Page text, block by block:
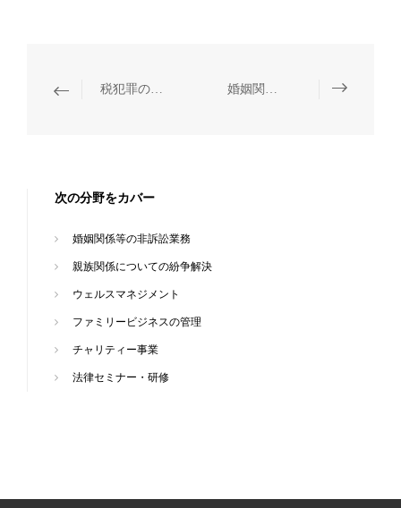
税犯罪の弁護 婚姻関係等の非訴訟業務
次の分野をカバー
婚姻関係等の非訴訟業務
親族関係についての紛争解決
ウェルスマネジメント
ファミリービジネスの管理
チャリティー事業
法律セミナー・研修